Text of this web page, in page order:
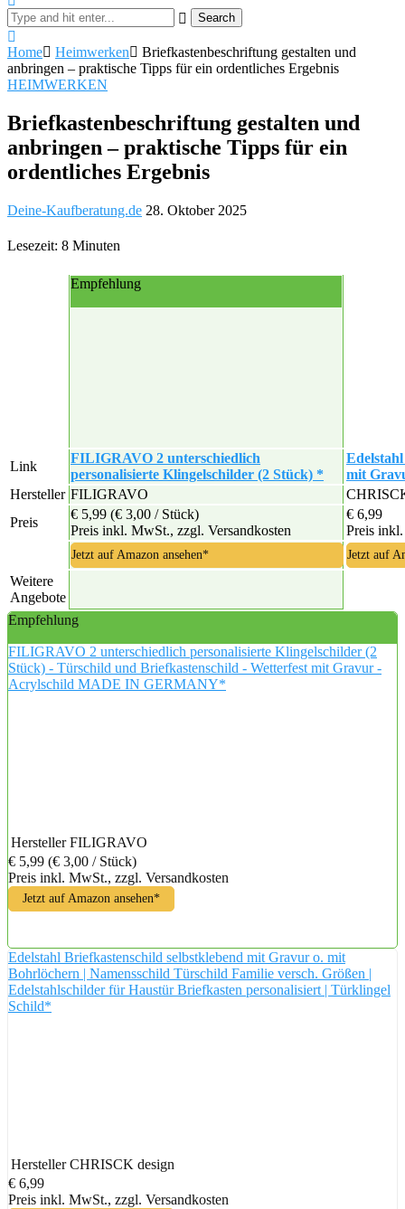
Home Heimwerken
Briefkastenbeschriftung gestalten und
anbringen – praktische Tipps für ein ordentliches Ergebnis
HEIMWERKEN
Briefkastenbeschriftung gestalten und
anbringen – praktische Tipps für ein
ordentliches Ergebnis
Deine-Kaufberatung.de 28. Oktober 2025
Lesezeit: 8 Minuten
Empfehlung
Link
FILIGRAVO 2 unterschiedlich
personalisierte Klingelschilder (2 Stück) *
mit
Hersteller FILIGRAVO
Preis
€ 5,99 (€ 3,00 / Stück)
Preis inkl. MwSt., zzgl. Versandkosten
€ 6,99
Preis
Jetzt auf Amazon ansehen* Jetzt auf
Weitere
Angebote
Empfehlung
FILIGRAVO 2 unterschiedlich personalisierte Klingelschilder (2
Stück) - Türschild und Briefkastenschild - Wetterfest mit Gravur -
Acrylschild MADE IN GERMANY*
Hersteller FILIGRAVO
€ 5,99 (€ 3,00 / Stück)
Preis inkl. MwSt., zzgl. Versandkosten
Jetzt auf Amazon ansehen*
Edelstahl Briefkastenschild selbstklebend mit Gravur o. mit
Bohrlöchern | Namensschild Türschild Familie versch. Größen |
Edelstahlschilder für Haustür Briefkasten personalisiert | Türklingel
Schild*
Hersteller CHRISCK design
€ 6,99
Preis inkl. MwSt., zzgl. Versandkosten